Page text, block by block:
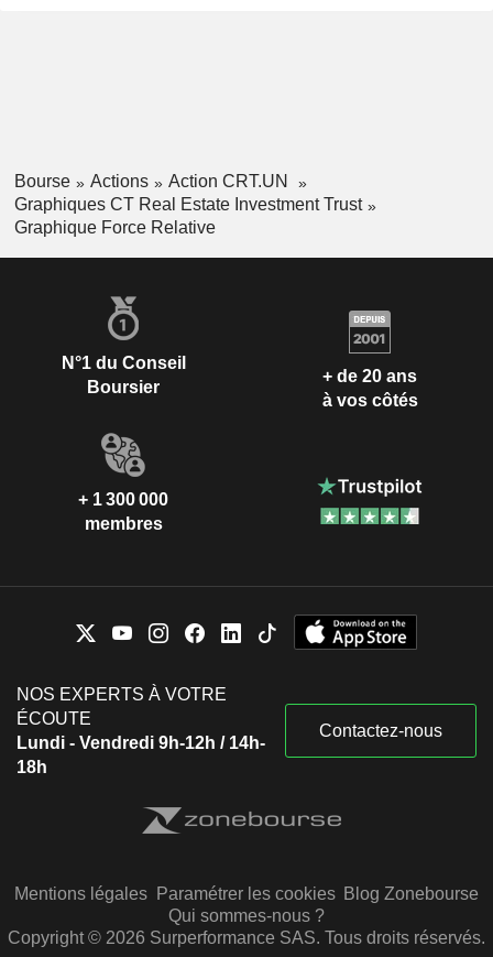
Bourse Actions
Action CRT.UN
Graphiques CT Real Estate Investment Trust
Graphique Force Relative
N°1 du Conseil
Boursier
+ de 20 ans
à vos côtés
+ 1 300 000
membres
NOS EXPERTS À VOTRE
ÉCOUTE
Lundi - Vendredi 9h-12h / 14h-
18h
Contactez-nous
Mentions légales Paramétrer les cookies Blog Zonebourse
Qui sommes-nous ?
Copyright © 2026 Surperformance SAS. Tous droits réservés.